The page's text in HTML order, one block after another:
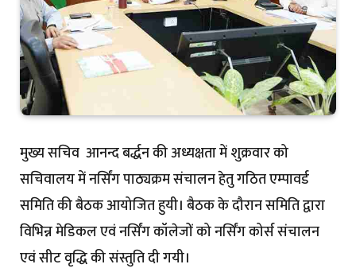
मुख्य सचिव आनन्द बर्द्धन की अध्यक्षता में शुक्रवार को
सचिवालय में नर्सिंग पाठ्यक्रम संचालन हेतु गठित एम्पावर्ड
समिति की बैठक आयोजित हुयी। बैठक के दौरान समिति द्वारा
विभिन्न मेडिकल एवं नर्सिंग कॉलेजों को नर्सिंग कोर्स संचालन
एवं सीट वृद्धि की संस्तुति दी गयी।